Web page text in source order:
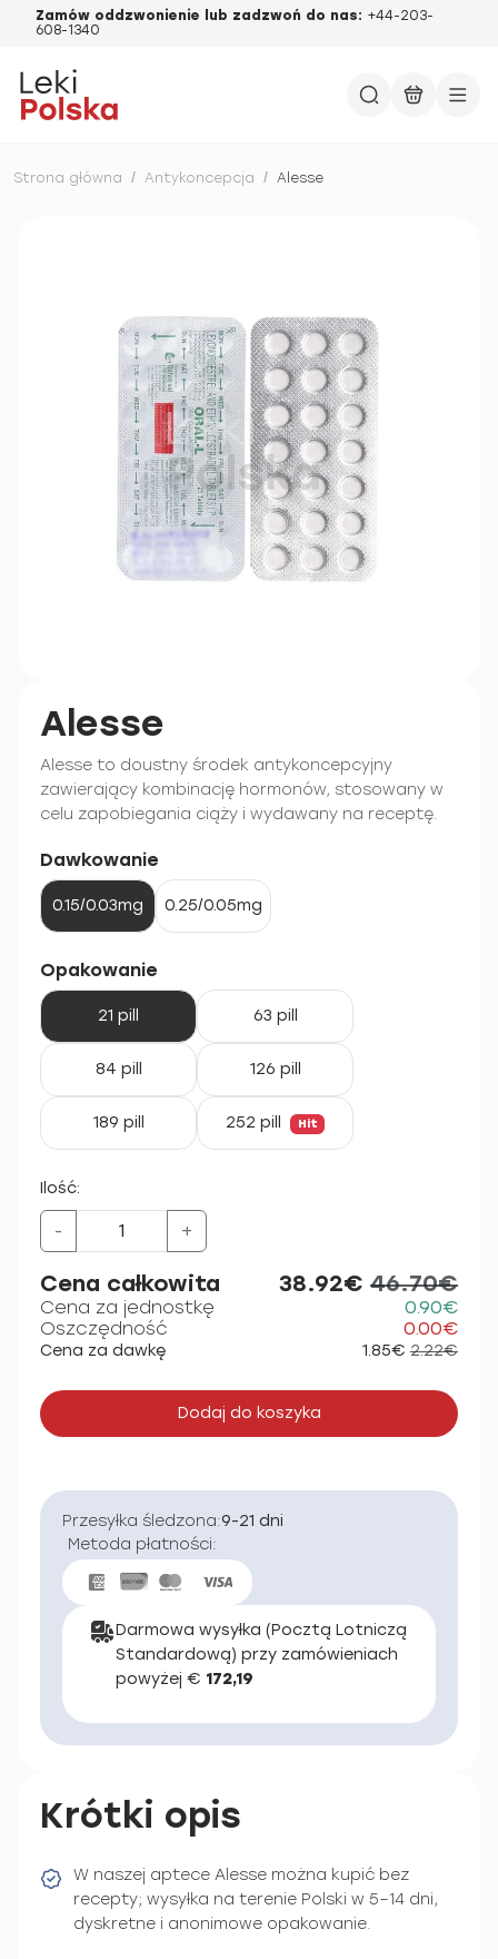
Zamów oddzwonienie lub zadzwoń do nas: +44-203-
608-1340
Strona główna / Antykoncepcja / Alesse
Alesse
Alesse to doustny środek antykoncepcyjny
zawierający kombinację hormonów, stosowany w
celu zapobiegania ciąży i wydawany na receptę.
Dawkowanie
0.15/0.03mg 0.25/0.05mg
Opakowanie
21 pill 63 pill
84 pill 126 pill
189 pill 252 pill Hit
Ilość:
- +
Cena całkowita 38.92€ 46.70€
Cena za jednostkę
0.90€
Oszczędność
0.00€
Cena za dawkę 1.85€ 2.22€
Dodaj do koszyka
Przesyłka śledzona:9-21 dni
Metoda płatności:
Darmowa wysyłka (Pocztą Lotniczą
Standardową) przy zamówieniach
powyżej € 172,19
Krótki opis
W naszej aptece Alesse można kupić bez
recepty; wysyłka na terenie Polski w 5–14 dni,
dyskretne i anonimowe opakowanie.